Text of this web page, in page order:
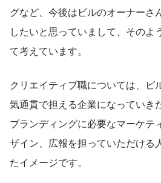
グなど、今後はビルのオーナーさ
したいと思っていまして、そのよ
て考えています。
クリエイティブ職については、ビ
気通貫で担える企業になっていき
ブランディングに必要なマーケテ
ザイン、広報を担っていただける
たイメージです。